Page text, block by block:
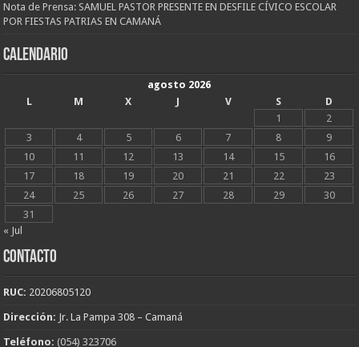
Nota de Prensa: SAMUEL PASTOR PRESENTE EN DESFILE CÍVICO ESCOLAR
POR FIESTAS PATRIAS EN CAMANÁ
CALENDARIO
agosto 2026
L
M X J V S
D
1
2
3
4 5 6 7 8
9
10
11 12 13 14 15
16
17
18 19 20 21 22
23
24
25 26 27 28 29
30
31
« Jul
CONTACTO
RUC: 20206805120
Dirección: Jr. La Pampa 308 – Camaná
Teléfono: (054) 323706